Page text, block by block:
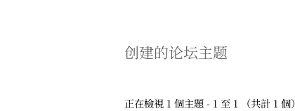
创建的论坛主题
正在檢視 1 個主題 - 1 至 1 （共計 1 個）